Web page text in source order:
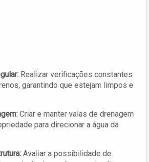
Realizar verificações constantes
garantindo que estejam limpos e
Criar e manter valas de drenagem
para direcionar a água da
Avaliar a possibilidade de